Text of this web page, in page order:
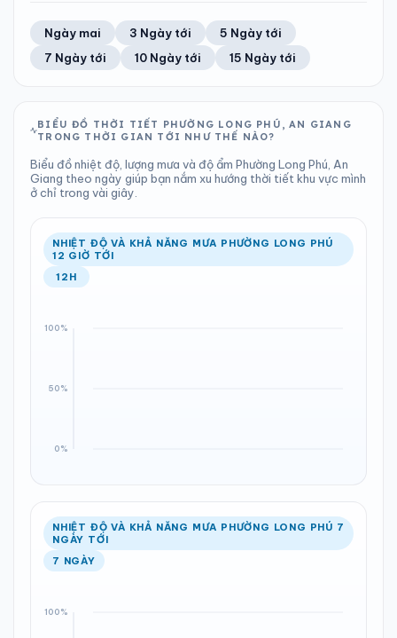
22°C 100%
Khả năng mưa
0 mm
Tổng cả ngày
1006 hPa
Bình thường
11
Chỉ số UV
Tốt
Ước lượng
22°C
Ổn định
57%
Khả năng mưa
Trung bình ngày Tốc độ gió
TIA UV TẦM NHÌN
LƯỢNG MƯA
0 mm
Tổng cả ngày
ÁP SUẤT
1008 hPa
Bình thường
Ổn định Khả năng mưa
Ngày mai 3 Ngày tới
5 Ngày tới
7 Ngày tới
10 Ngày tới 15 Ngày tới
BIỂU ĐỒ THỜI TIẾT PHƯỜNG LONG PHÚ, AN GIANG
TRONG THỜI GIAN TỚI NHƯ THẾ NÀO?
Biểu đồ nhiệt độ, lượng mưa và độ ẩm Phường Long Phú, An
Giang theo ngày giúp bạn nắm xu hướng thời tiết khu vực mình
ở chỉ trong vài giây.
NHIỆT ĐỘ VÀ KHẢ NĂNG MƯA PHƯỜNG LONG PHÚ
12 GIỜ TỚI
12H
NHIỆT ĐỘ VÀ KHẢ NĂNG MƯA PHƯỜNG LONG PHÚ 7
NGÀY TỚI
7 NGÀY